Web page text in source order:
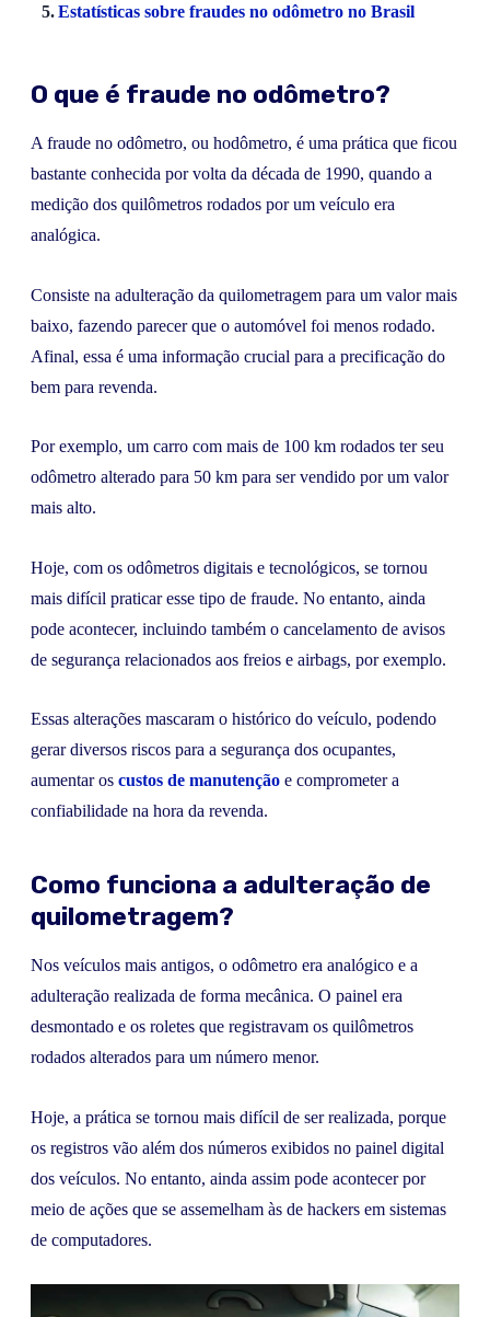
Estatísticas sobre fraudes no odômetro no Brasil
O que é fraude no odômetro?
A fraude no odômetro, ou hodômetro, é uma prática que ficou
bastante conhecida por volta da década de 1990, quando a
medição dos quilômetros rodados por um veículo era
analógica.
Consiste na adulteração da quilometragem para um valor mais
baixo, fazendo parecer que o automóvel foi menos rodado.
Afinal, essa é uma informação crucial para a precificação do
bem para revenda.
Por exemplo, um carro com mais de 100 km rodados ter seu
odômetro alterado para 50 km para ser vendido por um valor
mais alto.
Hoje, com os odômetros digitais e tecnológicos, se tornou
mais difícil praticar esse tipo de fraude. No entanto, ainda
pode acontecer, incluindo também o cancelamento de avisos
de segurança relacionados aos freios e airbags, por exemplo.
Essas alterações mascaram o histórico do veículo, podendo
gerar diversos riscos para a segurança dos ocupantes,
aumentar os custos de manutenção e comprometer a
confiabilidade na hora da revenda.
Como funciona a adulteração de
quilometragem?
Nos veículos mais antigos, o odômetro era analógico e a
adulteração realizada de forma mecânica. O painel era
desmontado e os roletes que registravam os quilômetros
rodados alterados para um número menor.
Hoje, a prática se tornou mais difícil de ser realizada, porque
os registros vão além dos números exibidos no painel digital
dos veículos. No entanto, ainda assim pode acontecer por
meio de ações que se assemelham às de hackers em sistemas
de computadores.